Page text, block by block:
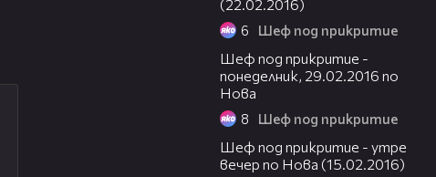
(22.02.2016)
6 Шеф под прикритие
Шеф под прикритие -
понеделник, 29.02.2016 по
Нова
8 Шеф под прикритие
Шеф под прикритие - утре
вечер по Нова (15.02.2016)